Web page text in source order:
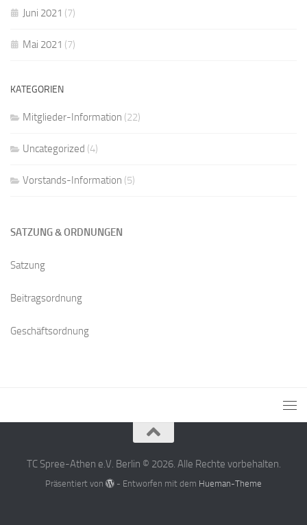
Juni 2021 (7)
Mai 2021 (7)
KATEGORIEN
Mitglieder-Information (22)
Uncategorized (4)
Vorstands-Information (5)
SATZUNG & ORDNUNGEN
Satzung
Beitragsordnung
Geschäftsordnung
TC Spree-Athen e.V. Berlin © 2026. Alle Rechte vorbehalten.
Präsentiert von - Entworfen mit dem Hueman-Theme